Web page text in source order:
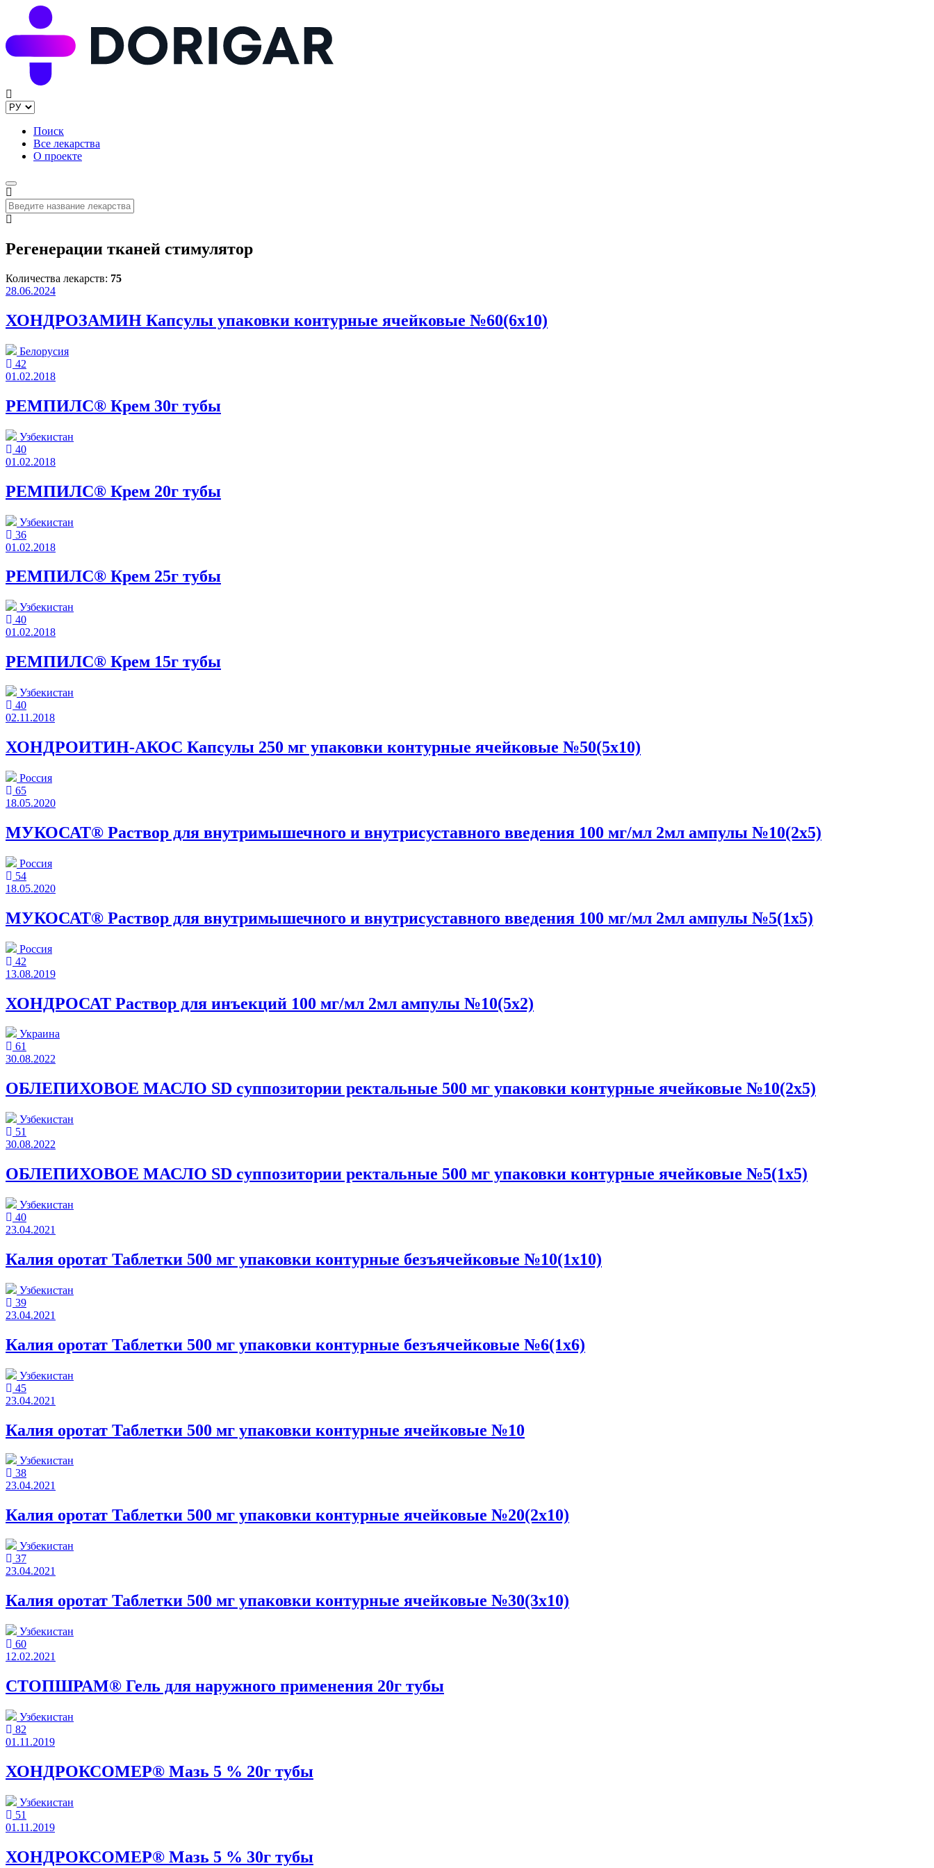
Поиск
Все лекарства
О проекте
Регенерации тканей стимулятор
Количества лекарств: 75
28.06.2024
ХОНДРОЗАМИН Капсулы упаковки контурные ячейковые №60(6x10)
Белорусия
42
01.02.2018
РЕМПИЛС® Крем 30г тубы
Узбекистан
40
01.02.2018
РЕМПИЛС® Крем 20г тубы
Узбекистан
36
01.02.2018
РЕМПИЛС® Крем 25г тубы
Узбекистан
40
01.02.2018
РЕМПИЛС® Крем 15г тубы
Узбекистан
40
02.11.2018
ХОНДРОИТИН-АКОС Капсулы 250 мг упаковки контурные ячейковые №50(5x10)
Россия
65
18.05.2020
МУКОСАТ® Раствор для внутримышечного и внутрисуставного введения 100 мг/мл 2мл ампулы №10(2x5)
Россия
54
18.05.2020
МУКОСАТ® Раствор для внутримышечного и внутрисуставного введения 100 мг/мл 2мл ампулы №5(1x5)
Россия
42
13.08.2019
ХОНДРОСАТ Раствор для инъекций 100 мг/мл 2мл ампулы №10(5x2)
Украина
61
30.08.2022
ОБЛЕПИХОВОЕ МАСЛО SD суппозитории ректальные 500 мг упаковки контурные ячейковые №10(2x5)
Узбекистан
51
30.08.2022
ОБЛЕПИХОВОЕ МАСЛО SD суппозитории ректальные 500 мг упаковки контурные ячейковые №5(1x5)
Узбекистан
40
23.04.2021
Калия оротат Таблетки 500 мг упаковки контурные безъячейковые №10(1x10)
Узбекистан
39
23.04.2021
Калия оротат Таблетки 500 мг упаковки контурные безъячейковые №6(1x6)
Узбекистан
45
23.04.2021
Калия оротат Таблетки 500 мг упаковки контурные ячейковые №10
Узбекистан
38
23.04.2021
Калия оротат Таблетки 500 мг упаковки контурные ячейковые №20(2x10)
Узбекистан
37
23.04.2021
Калия оротат Таблетки 500 мг упаковки контурные ячейковые №30(3x10)
Узбекистан
60
12.02.2021
СТОПШРАМ® Гель для наружного применения 20г тубы
Узбекистан
82
01.11.2019
ХОНДРОКСОМЕР® Мазь 5 % 20г тубы
Узбекистан
51
01.11.2019
ХОНДРОКСОМЕР® Мазь 5 % 30г тубы